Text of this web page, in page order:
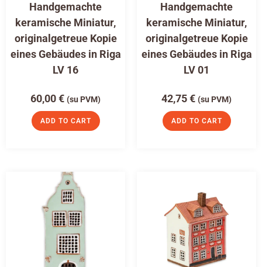
Handgemachte
keramische Miniatur,
originalgetreue Kopie
eines Gebäudes in Riga
LV 16
60,00€ (su PVM)
ADD TO CART
Handgemachte
keramische Miniatur,
originalgetreue Kopie
eines Gebäudes in Riga
LV 01
42,75€ (su PVM)
ADD TO CART